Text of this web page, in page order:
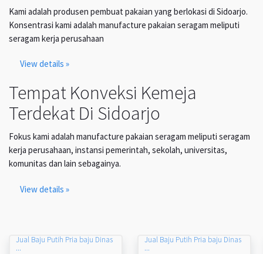
Kami adalah produsen pembuat pakaian yang berlokasi di Sidoarjo.
Konsentrasi kami adalah manufacture pakaian seragam meliputi
seragam kerja perusahaan
View details »
Tempat Konveksi Kemeja
Terdekat Di Sidoarjo
Fokus kami adalah manufacture pakaian seragam meliputi seragam
kerja perusahaan, instansi pemerintah, sekolah, universitas,
komunitas dan lain sebagainya.
View details »
Jual Baju Putih Pria baju Dinas
...
Jual Baju Putih Pria baju Dinas
...